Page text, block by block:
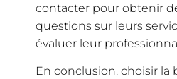
contacter pour obtenir
questions sur leurs
évaluer leur
En conclusion, choisir